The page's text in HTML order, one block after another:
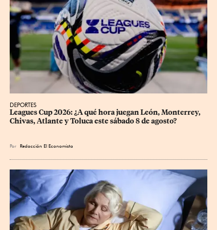
DEPORTES
Leagues Cup 2026: ¿A qué hora juegan León, Monterrey,
Chivas, Atlante y Toluca este sábado 8 de agosto?
Por Redacción El Economista